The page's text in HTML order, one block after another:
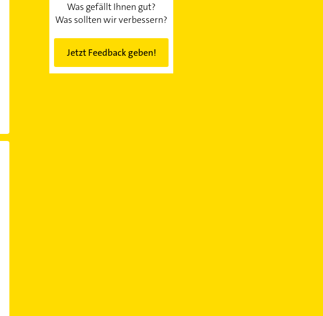
Was gefällt Ihnen gut?
Was sollten wir verbessern?
Jetzt Feedback geben!